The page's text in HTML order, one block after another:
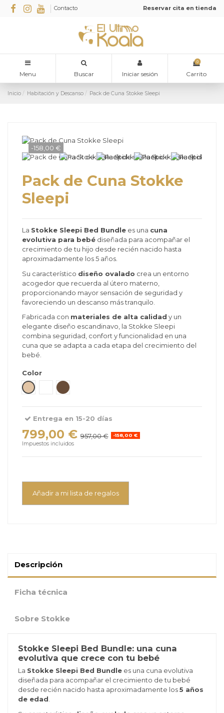
Contacto Reservar cita en tienda
Menu Buscar Iniciar sesión
0
Carrito
Inicio Habitación y Descanso Pack de Cuna Stokke Sleepi
-158,00 €
Pack de Cuna Stokke
Sleepi
La Stokke Sleepi Bed Bundle es una cuna
evolutiva para bebé diseñada para acompañar el
crecimiento de tu hijo desde recién nacido hasta
aproximadamente los 5 años.
Su característico diseño ovalado crea un entorno
acogedor que recuerda al útero materno,
proporcionando mayor sensación de seguridad y
favoreciendo un descanso más tranquilo.
Fabricada con materiales de alta calidad y un
elegante diseño escandinavo, la Stokke Sleepi
combina seguridad, confort y funcionalidad en una
cuna que se adapta a cada etapa del crecimiento del
bebé.
Color
Natural Blanco Warm Brown
Entrega en 15-20 días
799,00 € 957,00 € -158,00 €
Impuestos incluidos
Añadir a mi lista de regalos
Descripción
Ficha técnica
Sobre Stokke
Stokke Sleepi Bed Bundle: una cuna
evolutiva que crece con tu bebé
La Stokke Sleepi Bed Bundlees una cuna evolutiva
diseñada para acompañar el crecimiento de tu bebé
desde recién nacido hasta aproximadamente los5 años
de edad